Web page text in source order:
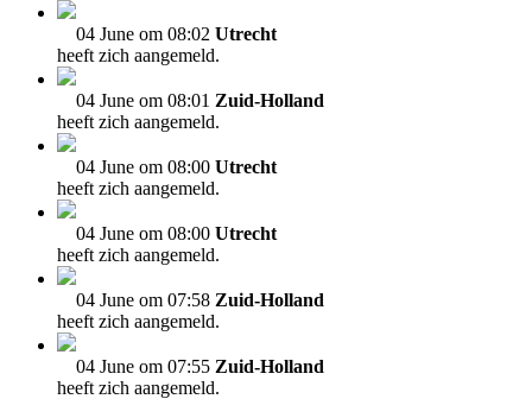
04 June om 08:02 Utrecht
heeft zich aangemeld.
04 June om 08:01 Zuid-Holland
heeft zich aangemeld.
04 June om 08:00 Utrecht
heeft zich aangemeld.
04 June om 08:00 Utrecht
heeft zich aangemeld.
04 June om 07:58 Zuid-Holland
heeft zich aangemeld.
04 June om 07:55 Zuid-Holland
heeft zich aangemeld.